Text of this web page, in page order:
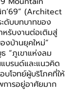
ก’69” (Architect
ดับบทบาทของ
หรับงานต่อเติมสู่
งบ้านยุคใหม่”
“ภูเขาแห่งลม
บรนด์และแนวคิด
โจทย์ผู้บริโภคที่ให้
ารอยู่อาศัยมาก